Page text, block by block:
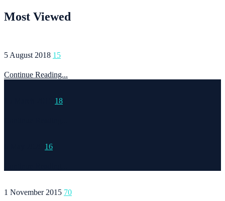
Most Viewed
5 August 2018 15
Continue Reading...
18
16
1 November 2015 70